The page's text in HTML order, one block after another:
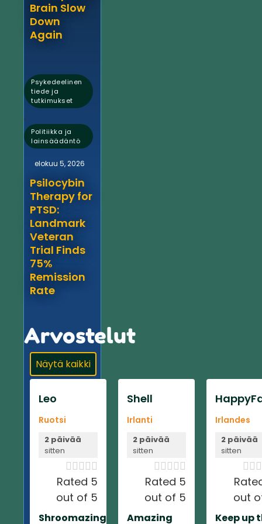
Brain Slow
Down
Again
Psykedeelinen
tiede ja
tutkimukset
,
Politiikka ja
lainsäädäntö
elokuu 5, 2026
Psilocybin
Therapy for
PTSD:
Landmark
Veteran
Trial Finds
75%
Remission
Rate
Arvostelut
Näytä kaikki
Leo
Ruotsi
2 päivää
sitten

Rated 5
out of 5
Shroomazing
Shell
Irlanti
2 päivää
sitten

Rated 5
out of 5
Amazing
Irlandes
2 päivää
sitten

out
Keep up